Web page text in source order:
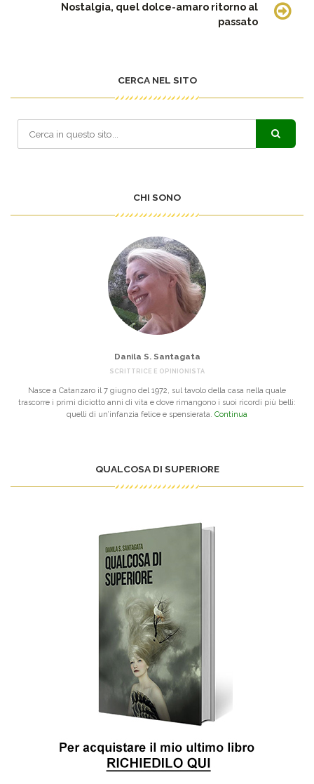
Nostalgia, quel dolce-amaro ritorno al
passato
CERCA NEL SITO
CHI SONO
Danila S. Santagata
SCRITTRICE E OPINIONISTA
Nasce a Catanzaro il 7 giugno del 1972, sul tavolo della casa nella quale
trascorre i primi diciotto anni di vita e dove rimangono i suoi ricordi più belli:
quelli di un’infanzia felice e spensierata. Continua
QUALCOSA DI SUPERIORE